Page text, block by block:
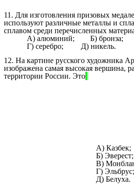
11. Для изготовления призовых
используют различные металлы и
сплавом среди перечисленных
А) алюминий; Б)
Г) серебро; Д) никель.
12. На картине русского художника
изображена самая высокая вершина,
территории России. Это
А)
Б) Эверест;
В)
Г) Эльбрус;
Д) Белуха.